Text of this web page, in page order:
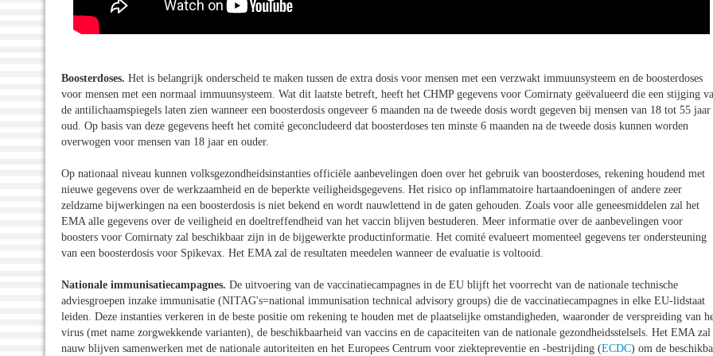
Boosterdoses. Het is belangrijk onderscheid te maken tussen de extra dosis voor mensen met een verzwakt immuunsysteem en de boosterdoses
voor mensen met een normaal immuunsysteem. Wat dit laatste betreft, heeft het CHMP gegevens voor Comirnaty geëvalueerd die een stijging
de antilichaamspiegels laten zien wanneer een boosterdosis ongeveer 6 maanden na de tweede dosis wordt gegeven bij mensen van 18 tot 55 jaar
oud. Op basis van deze gegevens heeft het comité geconcludeerd dat boosterdoses ten minste 6 maanden na de tweede dosis kunnen worden
overwogen voor mensen van 18 jaar en ouder.
Op nationaal niveau kunnen volksgezondheidsinstanties officiële aanbevelingen doen over het gebruik van boosterdoses, rekening houdend met
nieuwe gegevens over de werkzaamheid en de beperkte veiligheidsgegevens. Het risico op inflammatoire hartaandoeningen of andere zeer
zeldzame bijwerkingen na een boosterdosis is niet bekend en wordt nauwlettend in de gaten gehouden. Zoals voor alle geneesmiddelen zal het
EMA alle gegevens over de veiligheid en doeltreffendheid van het vaccin blijven bestuderen. Meer informatie over de aanbevelingen voor
boosters voor Comirnaty zal beschikbaar zijn in de bijgewerkte productinformatie. Het comité evalueert momenteel gegevens ter ondersteuning
van een boosterdosis voor Spikevax. Het EMA zal de resultaten meedelen wanneer de evaluatie is voltooid.
Nationale immunisatiecampagnes. De uitvoering van de vaccinatiecampagnes in de EU blijft het voorrecht van de nationale technische
adviesgroepen inzake immunisatie (NITAG's=national immunisation technical advisory groups) die de vaccinatiecampagnes in elke EU-lidstaat
leiden. Deze instanties verkeren in de beste positie om rekening te houden met de plaatselijke omstandigheden, waaronder de verspreiding van
virus (met name zorgwekkende varianten), de beschikbaarheid van vaccins en de capaciteiten van de nationale gezondheidsstelsels. Het EMA zal
nauw blijven samenwerken met de nationale autoriteiten en het Europees Centrum voor ziektepreventie en -bestrijding (ECDC) om de